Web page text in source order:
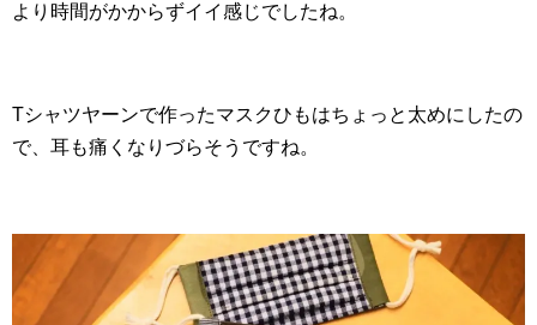
より時間がかからずイイ感じでしたね。
Tシャツヤーンで作ったマスクひもはちょっと太めにしたの
で、耳も痛くなりづらそうですね。